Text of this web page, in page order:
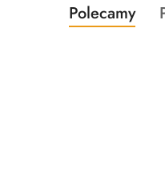
Pomiń karuzelę
Produkty
o
Polecamy